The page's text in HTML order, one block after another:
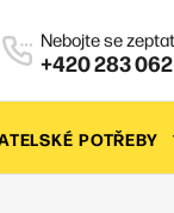
+420 283
POTŘEBY